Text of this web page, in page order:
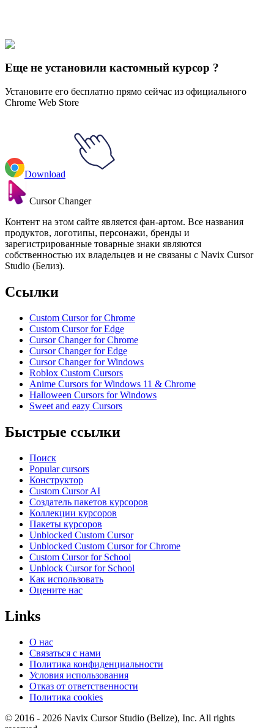
Музыка
Еще не установили кастомный курсор ?
Установите его бесплатно прямо сейчас из официального
Chrome Web Store
Download
Cursor Changer
Контент на этом сайте является фан-артом. Все названия
продуктов, логотипы, персонажи, бренды и
зарегистрированные товарные знаки являются
собственностью их владельцев и не связаны с Navix Cursor
Studio (Белиз).
Ссылки
Custom Cursor for Chrome
Custom Cursor for Edge
Cursor Changer for Chrome
Cursor Changer for Edge
Cursor Changer for Windows
Roblox Custom Cursors
Anime Cursors for Windows 11 & Chrome
Halloween Cursors for Windows
Sweet and eazy Cursors
Быстрые ссылки
Поиск
Popular cursors
Конструктор
Custom Cursor AI
Создатель пакетов курсоров
Коллекции курсоров
Пакеты курсоров
Unblocked Custom Cursor
Unblocked Custom Cursor for Chrome
Custom Cursor for School
Unblock Cursor for School
Как использовать
Оцените нас
Links
О нас
Связаться с нами
Политика конфиденциальности
Условия использования
Отказ от ответственности
Политика cookies
© 2016 - 2026 Navix Cursor Studio (Belize), Inc. All rights